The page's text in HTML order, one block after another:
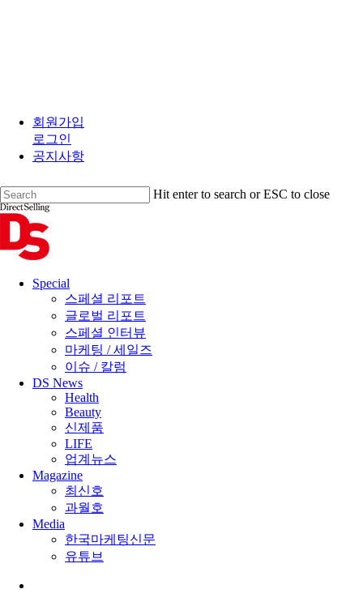
main
content
회원가입
로그인
공지사항
Hit enter to search or ESC to close
Close
Search
search
Menu
Special
스페셜 리포트
글로벌 리포트
스페셜 인터뷰
마케팅 / 세일즈
이슈 / 칼럼
DS News
Health
Beauty
신제품
LIFE
업계뉴스
Magazine
최신호
과월호
Media
한국마케팅신문
유튜브